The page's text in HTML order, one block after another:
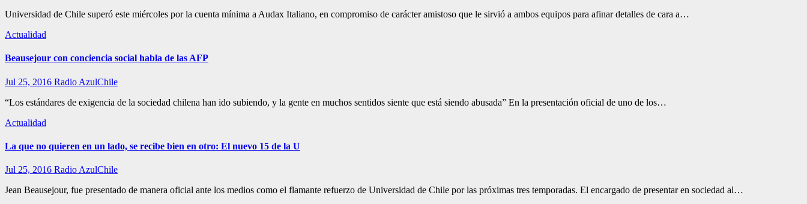
Universidad de Chile superó este miércoles por la cuenta mínima a Audax Italiano, en compromiso de carácter amistoso que le sirvió a ambos equipos para afinar detalles de cara a…
Actualidad
Beausejour con conciencia social habla de las AFP
Jul 25, 2016 Radio AzulChile
“Los estándares de exigencia de la sociedad chilena han ido subiendo, y la gente en muchos sentidos siente que está siendo abusada” En la presentación oficial de uno de los…
Actualidad
La que no quieren en un lado, se recibe bien en otro: El nuevo 15 de la U
Jul 25, 2016 Radio AzulChile
Jean Beausejour, fue presentado de manera oficial ante los medios como el flamante refuerzo de Universidad de Chile por las próximas tres temporadas. El encargado de presentar en sociedad al…